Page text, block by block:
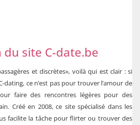
site C-date.be
et discrètes», voilà qui est clair : si
dating, ce n’est pas pour trouver l’amour de
faire des rencontres légères pour des
Créé en 2008, ce site spécialisé dans les
facilite la tâche pour flirter ou trouver des